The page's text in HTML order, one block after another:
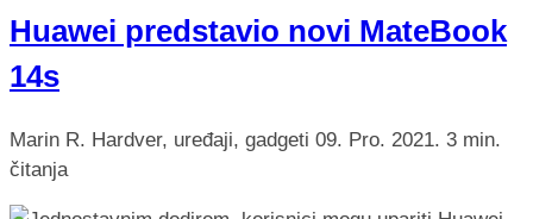
Huawei predstavio novi MateBook
14s
Marin R. Hardver, uređaji, gadgeti 09. Pro. 2021. 3 min.
čitanja